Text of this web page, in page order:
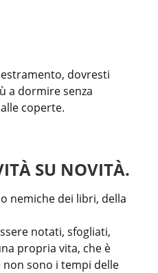
dovresti
a dormire senza
coperte.
SU NOVITÀ.
nemiche dei libri, della
notati, sfogliati,
propria vita, che è
sono i tempi delle